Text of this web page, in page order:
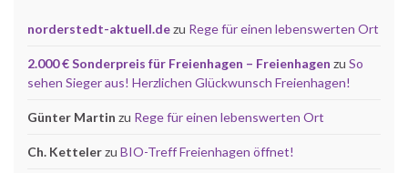
norderstedt-aktuell.dezu Rege für einen lebenswerten Ort
2.000 € Sonderpreis für Freienhagen – Freienhagen zu So
sehen Sieger aus! Herzlichen Glückwunsch Freienhagen!
Günter Martin zu Rege für einen lebenswerten Ort
Ch. Kettelerzu BIO-Treff Freienhagen öffnet!